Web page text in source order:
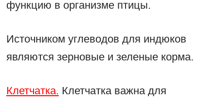
функцию в организме птицы.
Источником углеводов для индюков
являются зерновые и зеленые корма.
Клетчатка. Клетчатка важна для